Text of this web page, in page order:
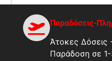
Παραδόσεις-
Άτοκες Δόσεις
Παράδοση σε